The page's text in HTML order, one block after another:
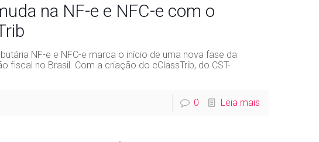
na NF-e e NFC-e com o
NF-e e NFC-e marca o início de uma nova fase da
fiscal no Brasil. Com a criação do cClassTrib, do CST-
0 Leia mais